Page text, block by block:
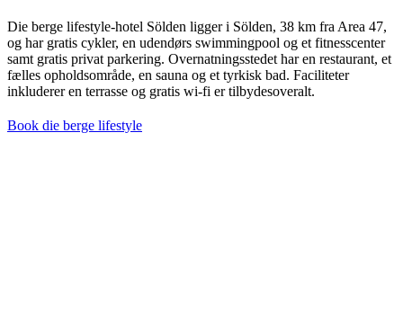
Die berge lifestyle-hotel Sölden ligger i Sölden, 38 km fra Area 47,
og har gratis cykler, en udendørs swimmingpool og et fitnesscenter
samt gratis privat parkering. Overnatningsstedet har en restaurant, et
fælles opholdsområde, en sauna og et tyrkisk bad. Faciliteter
inkluderer en terrasse og gratis wi-fi er tilbydesoveralt.
Book die berge lifestyle